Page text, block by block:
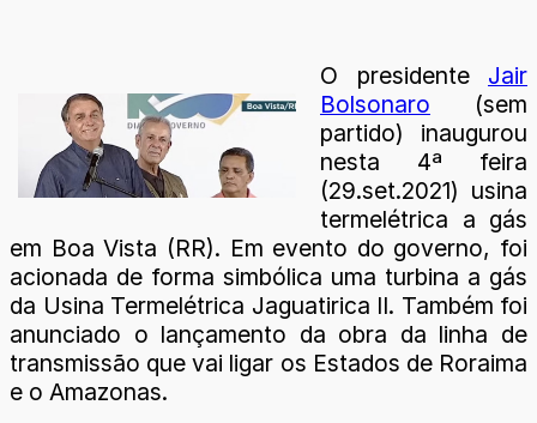
O presidente Jair
Bolsonaro (sem
partido) inaugurou
nesta 4ª feira
(29.set.2021) usina
termelétrica a gás
em Boa Vista (RR). Em evento do governo, foi
acionada de forma simbólica uma turbina a gás
da Usina Termelétrica Jaguatirica II. Também foi
anunciado o lançamento da obra da linha de
transmissão que vai ligar os Estados de Roraima
e o Amazonas.